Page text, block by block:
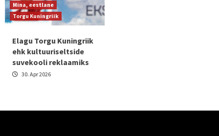
Mina, eestlane
Torgu Kuningriik
Elagu Torgu Kuningriik
ehk kultuuriseltside
suvekooli reklaamiks
30. Apr 2026